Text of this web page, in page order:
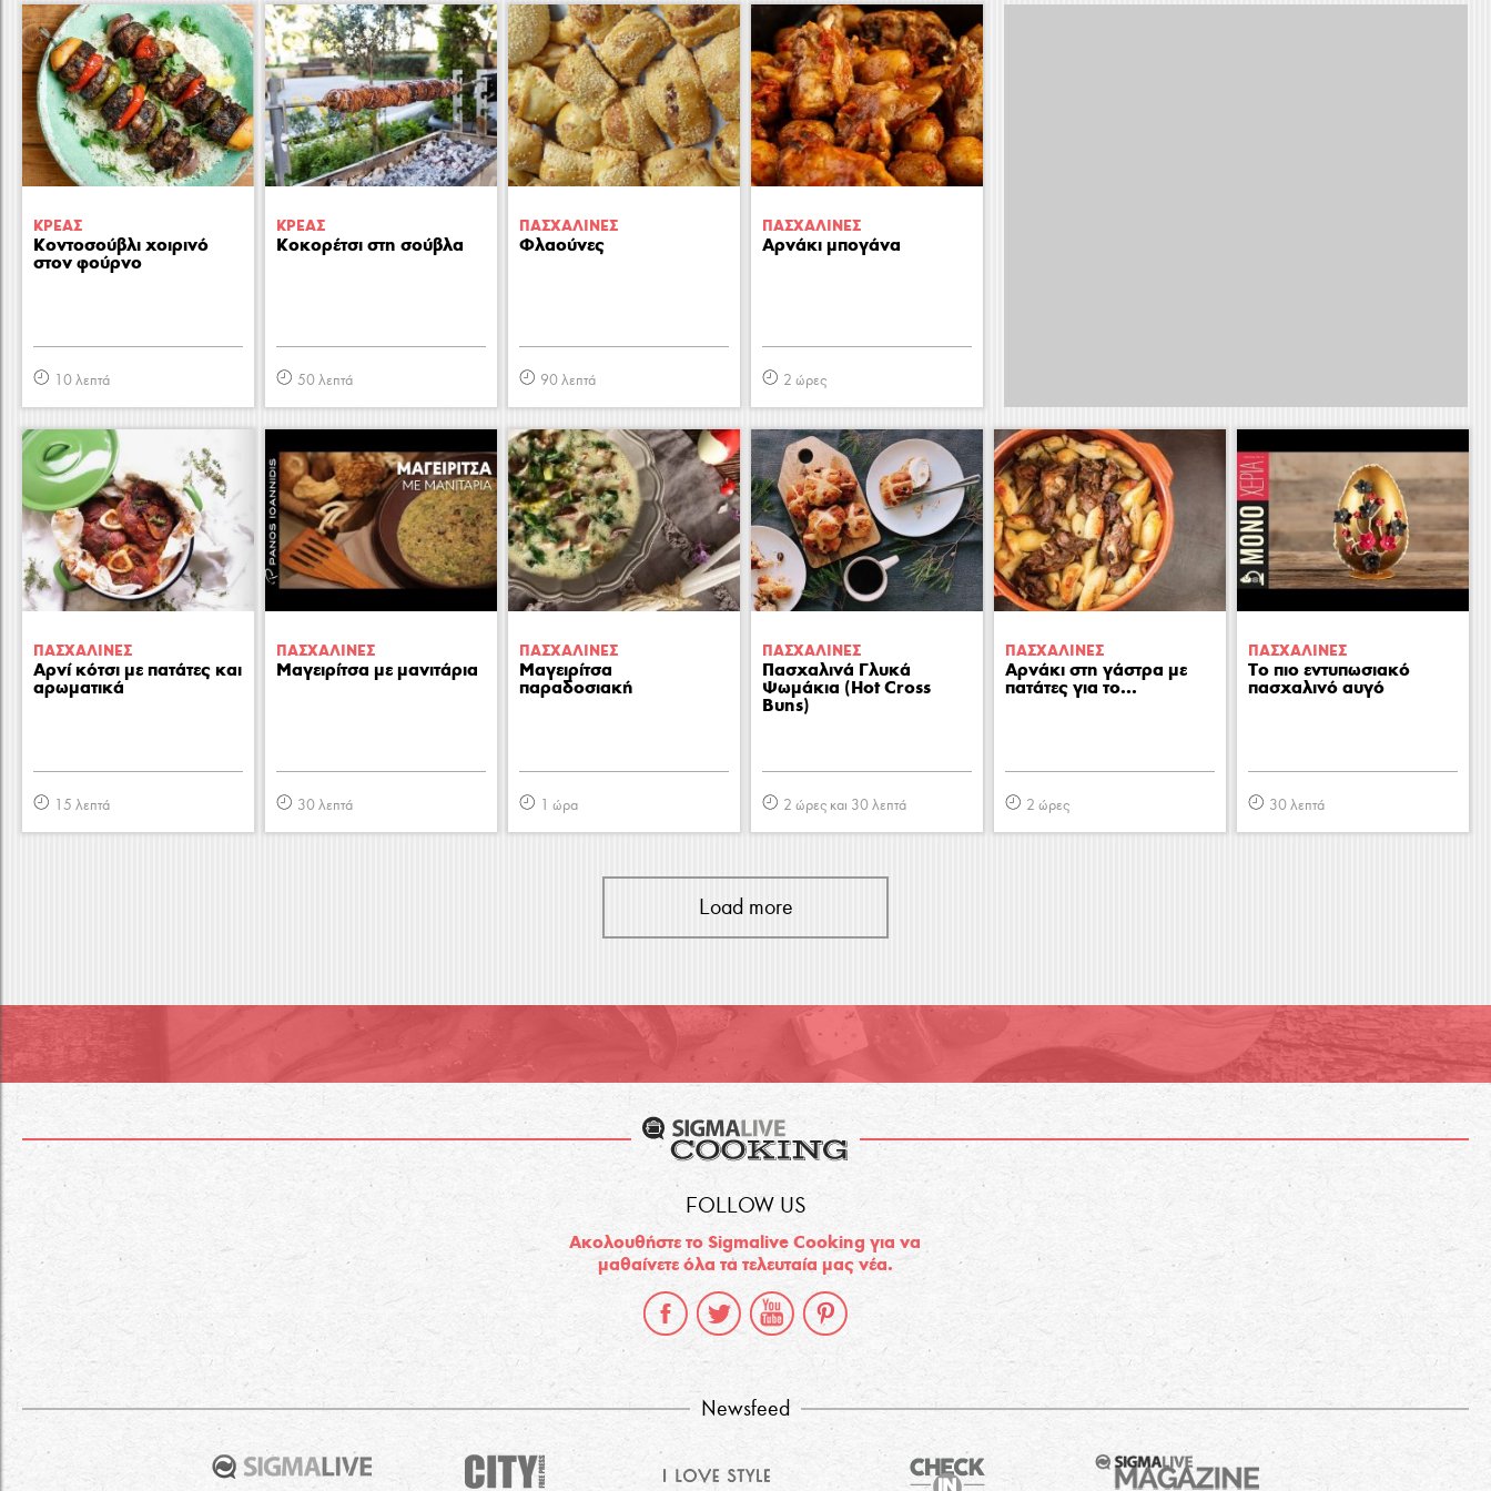
ΚΡΕΑΣ
Κοντοσούβλι χοιρινό
στον φούρνο
10 λεπτά
ΚΡΕΑΣ
Κοκορέτσι στη σούβλα
50 λεπτά
ΠΑΣΧΑΛΙΝΕΣ
Φλαούνες
90 λεπτά
ΠΑΣΧΑΛΙΝΕΣ
Αρνάκι μπογάνα
2 ώρες
ΠΑΣΧΑΛΙΝΕΣ
Αρνί κότσι με πατάτες και
αρωματικά
15 λεπτά
ΠΑΣΧΑΛΙΝΕΣ
Μαγειρίτσα με μανιτάρια
30 λεπτά
ΠΑΣΧΑΛΙΝΕΣ
Μαγειρίτσα
παραδοσιακή
1 ώρα
ΠΑΣΧΑΛΙΝΕΣ
Πασχαλινά Γλυκά
Ψωμάκια (Hot Cross
Buns)
2 ώρες και 30 λεπτά
ΠΑΣΧΑΛΙΝΕΣ
Αρνάκι στη γάστρα με
πατάτες για το...
2 ώρες
ΠΑΣΧΑΛΙΝΕΣ
Το πιο εντυπωσιακό
πασχαλινό αυγό
30 λεπτά
Load more
FOLLOW US
Ακολουθήστε το Sigmalive Cooking για να
μαθαίνετε όλα τα τελευταία μας νέα.
Newsfeed